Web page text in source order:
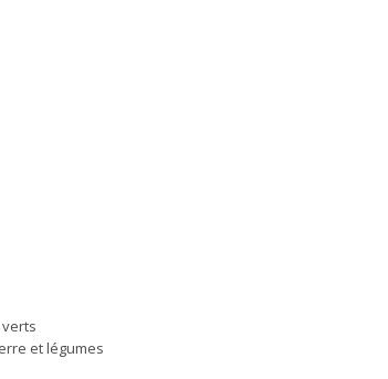
et légumes